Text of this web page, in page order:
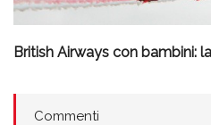
British Airways con bambini:
Commenti